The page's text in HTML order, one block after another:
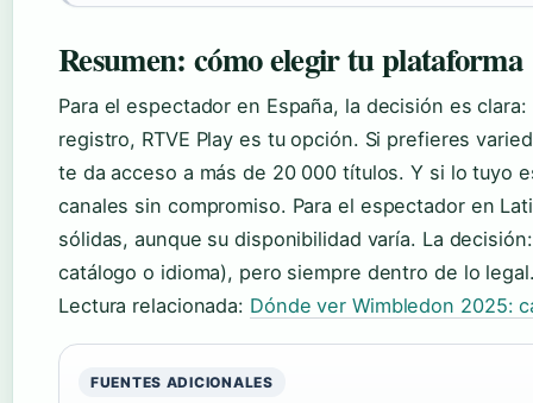
Resumen: cómo elegir tu plataforma
Para el espectador en España, la decisión es
registro, RTVE Play es tu opción. Si prefieres
te da acceso a más de 20 000 títulos. Y si lo tuyo
canales sin compromiso. Para el espectador en
sólidas, aunque su disponibilidad varía. La
catálogo o idioma), pero siempre dentro de lo
Lectura relacionada: Dónde ver Wimbledon 2025:
FUENTES ADICIONALES